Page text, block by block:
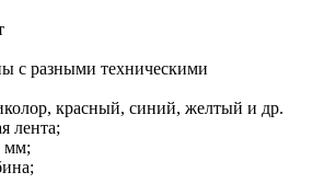
с разными техническими
красный, синий, желтый и др.
лента;
мм;